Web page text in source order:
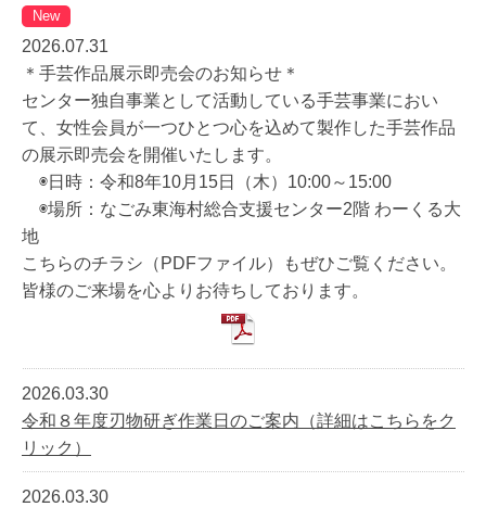
New
2026.07.31
＊手芸作品展示即売会のお知らせ＊
センター独自事業として活動している手芸事業におい
て、女性会員が一つひとつ心を込めて製作した手芸作品
の展示即売会を開催いたします。
◉日時：令和8年10月15日（木）10:00～15:00
◉場所：なごみ東海村総合支援センター2階 わーくる大
地
こちらのチラシ（PDFファイル）もぜひご覧ください。
皆様のご来場を心よりお待ちしております。
2026.03.30
令和８年度刃物研ぎ作業日のご案内（詳細はこちらをク
リック）
2026.03.30